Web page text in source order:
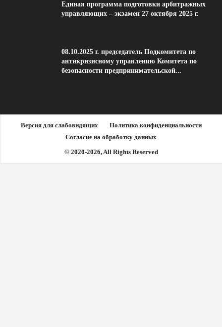
Единая программа подготовки арбитражных
управляющих – экзамен 27 октября 2025 г.
08.10.2025 г. председатель Подкомитета по
антикризисному управлению Комитета по
безопасности предпринимательской...
Версия для слабовидящих
Политика конфиденциальности
Согласие на обработку данных
© 2020-2026, All Rights Reserved